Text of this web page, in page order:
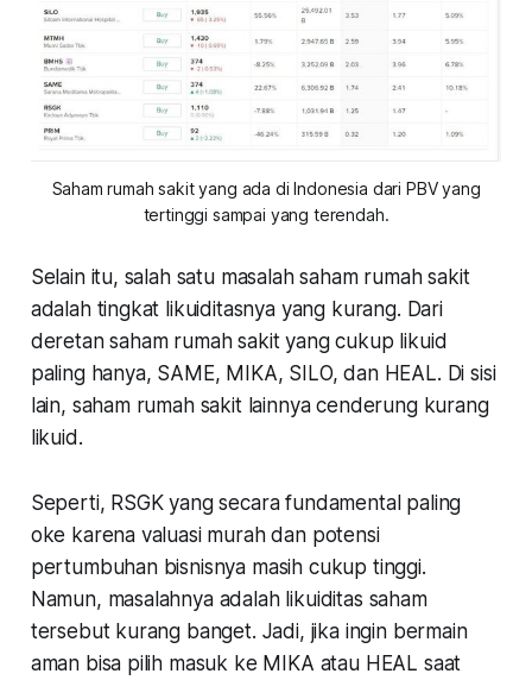
Saham rumah sakit yang ada di Indonesia dari PBV yang
tertinggi sampai yang terendah.
Selain itu, salah satu masalah saham rumah sakit
adalah tingkat likuiditasnya yang kurang. Dari
deretan saham rumah sakit yang cukup likuid
paling hanya, SAME, MIKA, SILO, dan HEAL. Di sisi
lain, saham rumah sakit lainnya cenderung kurang
likuid.
Seperti, RSGK yang secara fundamental paling
oke karena valuasi murah dan potensi
pertumbuhan bisnisnya masih cukup tinggi.
Namun, masalahnya adalah likuiditas saham
tersebut kurang banget. Jadi, jika ingin bermain
aman bisa pilih masuk ke MIKA atau HEAL saat